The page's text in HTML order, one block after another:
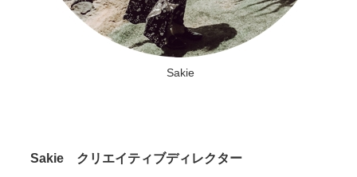
Sakie
Sakieクリエイティブディレクター